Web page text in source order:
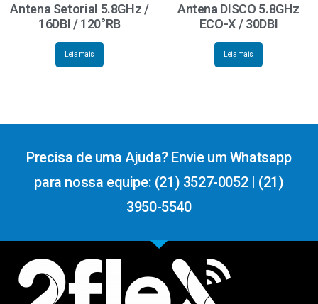
Antena Setorial 5.8GHz /
16DBI / 120°RB
Leia mais
Antena DISCO 5.8GHz
ECO-X / 30DBI
Leia mais
Precisa de uma Ajuda? Envie um Whatsapp
para nossa equipe: (21) 3527-0052 | (21)
3950-5540